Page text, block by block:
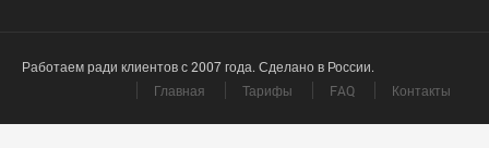
Работаем ради клиентов с 2007 года. Сделано в России.
Главная
Тарифы FAQ Контакты